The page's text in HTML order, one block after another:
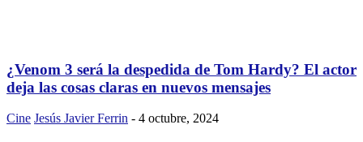
¿Venom 3 será la despedida de Tom Hardy? El actor
deja las cosas claras en nuevos mensajes
Cine Jesús Javier Ferrin - 4 octubre, 2024